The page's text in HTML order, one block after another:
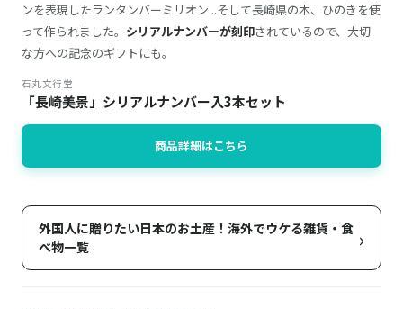
ンを表現したランタンバーミリオン...そして長崎県の木、ひのきを使
って作られました。 シリアルナンバーが刻印されているので、大切
な方への記念のギフトにも。
石丸文行堂
「長崎美景」シリアルナンバー入3本セット
商品詳細はこちら
外国人に贈りたい日本のお土産！海外でウケる雑貨・食
べ物一覧
›